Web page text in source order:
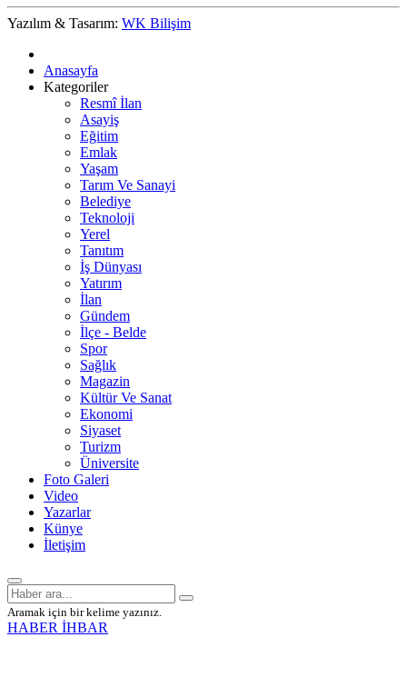
Yazılım & Tasarım: WK Bilişim
Anasayfa
Kategoriler
Resmî İlan
Asayiş
Eğitim
Emlak
Yaşam
Tarım Ve Sanayi
Belediye
Teknoloji
Yerel
Tanıtım
İş Dünyası
Yatırım
İlan
Gündem
İlçe - Belde
Spor
Sağlık
Magazin
Kültür Ve Sanat
Ekonomi
Siyaset
Turizm
Üniversite
Foto Galeri
Video
Yazarlar
Künye
İletişim
Aramak için bir kelime yazınız.
HABER İHBAR